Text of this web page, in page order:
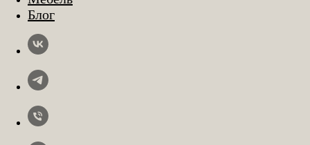
Блог